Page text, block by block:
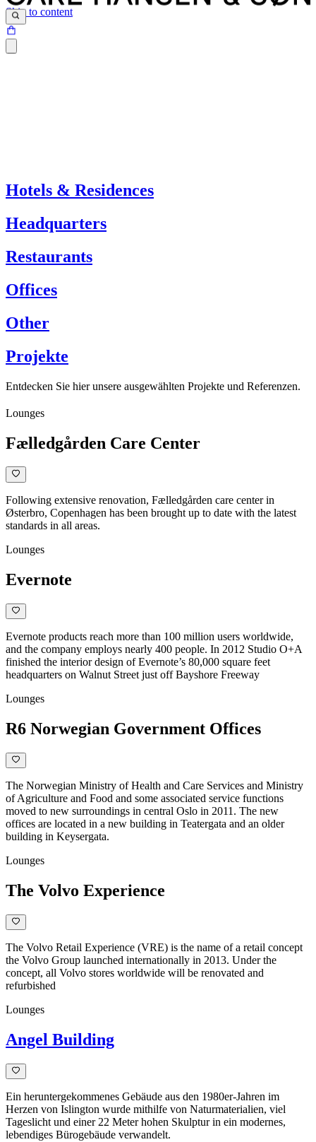
Skip to content
Hotels & Residences
Headquarters
Restaurants
Offices
Other
Projekte
Entdecken Sie hier unsere ausgewählten Projekte und Referenzen.
Lounges
Fælledgården Care Center
Following extensive renovation, Fælledgården care center in
Østerbro, Copenhagen has been brought up to date with the latest
standards in all areas.
Lounges
Evernote
Evernote products reach more than 100 million users worldwide,
and the company employs nearly 400 people. In 2012 Studio O+A
finished the interior design of Evernote’s 80,000 square feet
headquarters on Walnut Street just off Bayshore Freeway
Lounges
R6 Norwegian Government Offices
The Norwegian Ministry of Health and Care Services and Ministry
of Agriculture and Food and some associated service functions
moved to new surroundings in central Oslo in 2011. The new
offices are located in a new building in Teatergata and an older
building in Keysergata.
Lounges
The Volvo Experience
The Volvo Retail Experience (VRE) is the name of a retail concept
the Volvo Group launched internationally in 2013. Under the
concept, all Volvo stores worldwide will be renovated and
refurbished
Lounges
Angel Building
Ein heruntergekommenes Gebäude aus den 1980er-Jahren im
Herzen von Islington wurde mithilfe von Naturmaterialien, viel
Tageslicht und einer 22 Meter hohen Skulptur in ein modernes,
lebendiges Bürogebäude verwandelt.